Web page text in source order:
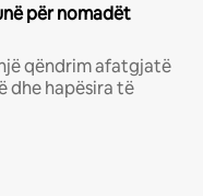
për nomadët
qëndrim afatgjatë
dhe hapësira të